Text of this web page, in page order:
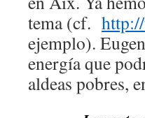
tema (cf.
ejemplo).
energía que
aldeas pobres,